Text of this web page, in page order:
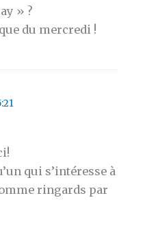
» ?
du mercredi !
qui s’intéresse à
ringards par